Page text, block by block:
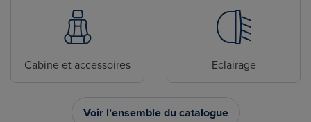
Cabine et accessoires Eclairage
Voir l’ensemble du catalogue